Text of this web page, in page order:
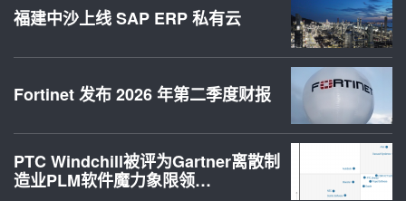
福建中沙上线 SAP ERP 私有云
Fortinet 发布 2026 年第二季度财报
PTC Windchill被评为Gartner离散制
造业PLM软件魔力象限领…